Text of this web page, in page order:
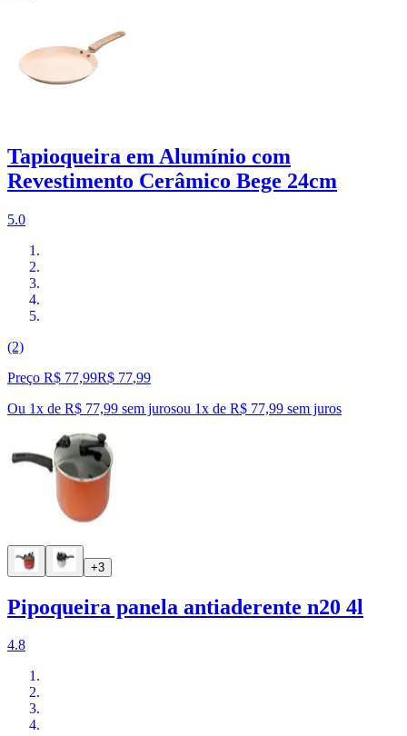
Tapioqueira em Alumínio com
Revestimento Cerâmico Bege 24cm
5.0
(2)
Preço R$ 77,99R$ 77,99
Ou 1x de R$ 77,99 sem jurosou 1x de R$ 77,99 sem juros
+3
Pipoqueira panela antiaderente n20 4l
4.8